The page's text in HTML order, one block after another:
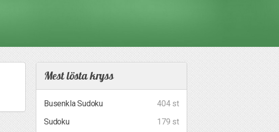
Mest lösta kryss
Busenkla Sudoku
404 st
Sudoku
179 st